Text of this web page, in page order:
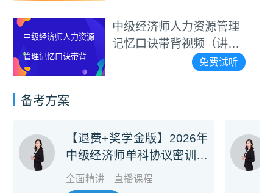
中级经济师人力资源
管理记忆口诀带背视
频（讲师：罗思敏）
中级经济师人力资源管理
记忆口诀带背视频（讲
免费试听
备考方案
【退费+奖学金版】2026年
中级经济师单科协议密训旗
舰班
全面精讲 直播课程